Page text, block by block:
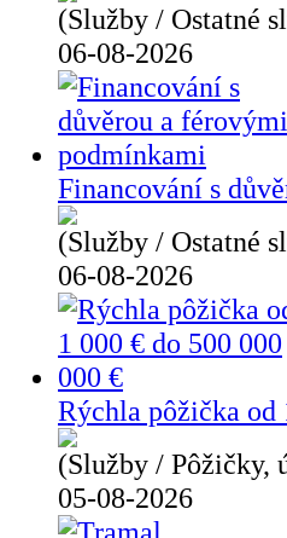
(Služby / Ostatné
06-08-2026
Financování s
(Služby / Ostatné
06-08-2026
Rýchla pôžička od
(Služby / Pôžičky,
05-08-2026